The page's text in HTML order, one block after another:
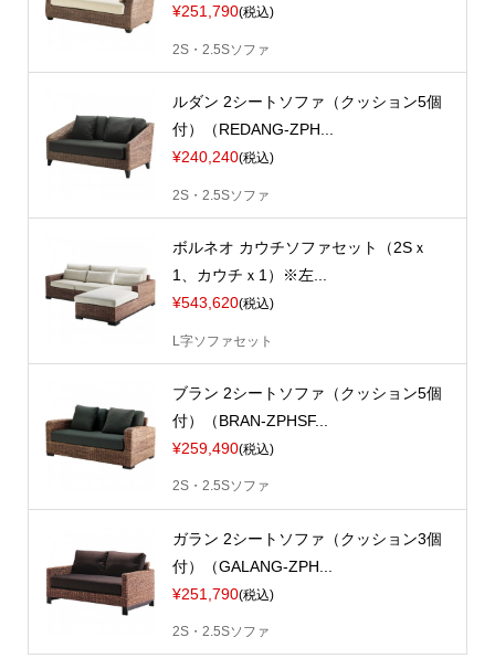
¥251,790(税込)
2S・2.5Sソファ
ルダン 2シートソファ（クッション5個
付）（REDANG-ZPH...
¥240,240(税込)
2S・2.5Sソファ
ボルネオ カウチソファセット（2Sｘ
1、カウチｘ1）※左...
¥543,620(税込)
L字ソファセット
ブラン 2シートソファ（クッション5個
付）（BRAN-ZPHSF...
¥259,490(税込)
2S・2.5Sソファ
ガラン 2シートソファ（クッション3個
付）（GALANG-ZPH...
¥251,790(税込)
2S・2.5Sソファ